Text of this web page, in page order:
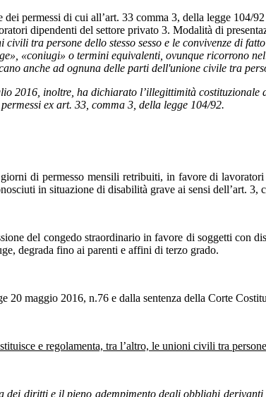
permessi di cui all’art. 33 comma 3, della legge
dipendenti del settore privato 3. Modalità di
tra persone dello stesso sesso e le convivenze di
«coniugi» o termini equivalenti, ovunque ricorrono
anche ad ognuna delle parti dell'unione civile tra
2016, inoltre, ha dichiarato l’illegittimità
ex art. 33, comma 3, della legge 104/92.
di permesso mensili retribuiti, in favore di
in situazione di disabilità grave ai sensi dell’art. 3,
del congedo straordinario in favore di soggetti con
degrada fino ai parenti e affini di terzo grado.
maggio 2016, n.76 e dalla sentenza della Corte
e regolamenta, tra l’altro, le unioni civili tra persone
diritti e il pieno adempimento degli obblighi